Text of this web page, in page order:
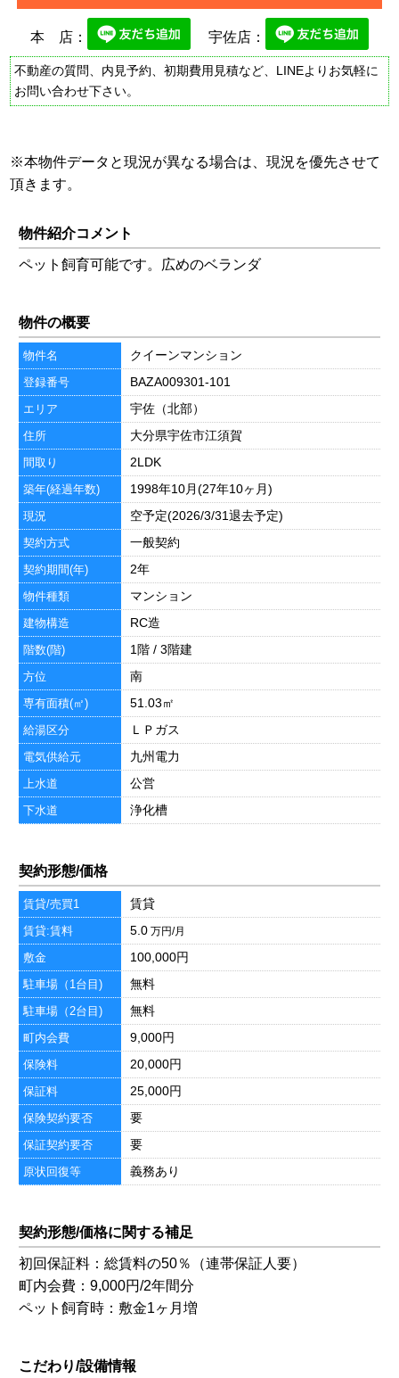
本 店： 宇佐店：
不動産の質問、内見予約、初期費用見積など、LINEよりお気軽に
お問い合わせ下さい。
※本物件データと現況が異なる場合は、現況を優先させて
頂きます。
物件紹介コメント
ペット飼育可能です。広めのベランダ
物件の概要
物件名 クイーンマンション
登録番号 BAZA009301-101
エリア 宇佐（北部）
住所 大分県宇佐市江須賀
間取り 2LDK
築年(経過年数) 1998年10月(27年10ヶ月)
現況 空予定(2026/3/31退去予定)
契約方式 一般契約
契約期間(年) 2年
物件種類 マンション
建物構造 RC造
階数(階) 1階 / 3階建
方位 南
専有面積(㎡) 51.03㎡
給湯区分 ＬＰガス
電気供給元 九州電力
上水道 公営
下水道 浄化槽
契約形態/価格
賃貸/売買1 賃貸
賃貸:賃料 5.0 万円/月
敷金 100,000円
駐車場（1台目) 無料
駐車場（2台目) 無料
町内会費 9,000円
保険料 20,000円
保証料 25,000円
保険契約要否 要
保証契約要否 要
原状回復等 義務あり
契約形態/価格に関する補足
初回保証料：総賃料の50％（連帯保証人要）
町内会費：9,000円/2年間分
ペット飼育時：敷金1ヶ月増
こだわり/設備情報